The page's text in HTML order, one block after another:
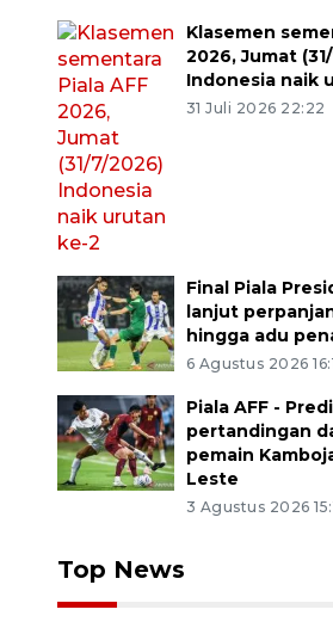
Klasemen
2026, Jumat
Indonesia naik
31 Juli 2026 22:22
Final Piala
lanjut
hingga adu
6 Agustus 2026
Piala AFF -
pertandingan
pemain
Leste
3 Agustus 2026
Top News